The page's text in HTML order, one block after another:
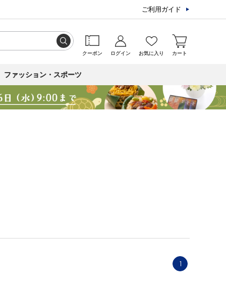
ご利用ガイド
クーポン ログイン お気に入り カート
ファッション・スポーツ
1